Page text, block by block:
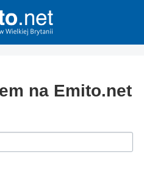
na Emito.net